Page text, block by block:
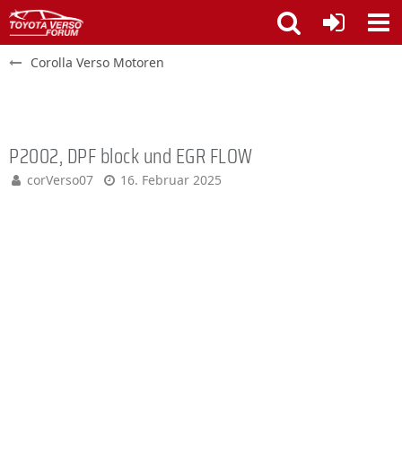
Corolla Verso Motoren
P2002, DPF block und EGR FLOW
corVerso07 16. Februar 2025